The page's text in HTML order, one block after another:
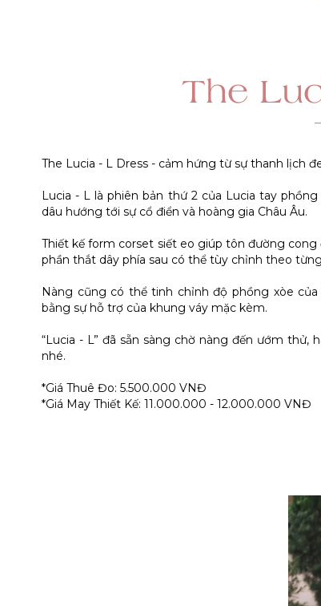
The
The Lucia - L Dress - cảm hứng từ sự thanh lịch
Lucia - L là phiên bản thứ 2 của Lucia tay
dâu hướng tới sự cổ điển và hoàng gia Châu Âu.
Thiết kế form corset siết eo giúp tôn đường
phần thắt dây phía sau có thể tùy chỉnh theo
Nàng cũng có thể tinh chỉnh độ phồng xòe
bằng sự hỗ trợ của khung váy mặc kèm.
“Lucia - L” đã sẵn sàng chờ nàng đến ướm
nhé.
*Giá Thuê Đo: 5.500.000 VNĐ